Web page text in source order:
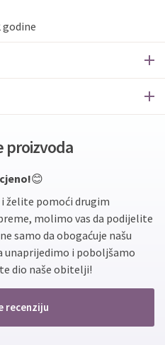
godine
proizvoda
😊
želite pomoći drugim
molimo vas da podijelite
samo da obogaćuje našu
unaprijedimo i poboljšamo
dio naše obitelji!
recenziju